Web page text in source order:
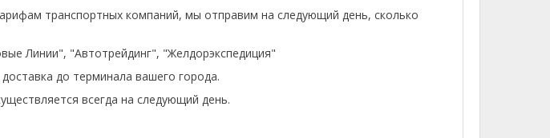
транспортных компаний, мы отправим на следующий день, сколько
Линии", "Автотрейдинг", "Желдорэкспедиция"
до терминала вашего города.
всегда на следующий день.